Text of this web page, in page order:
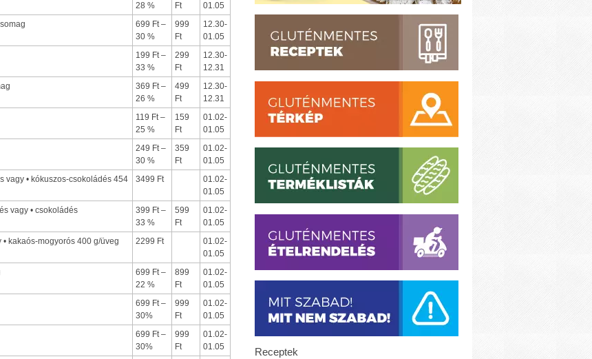
28 % Ft
01.05
699 Ft –
30 %
999
Ft
12.30-
01.05
199 Ft –
33 %
299
Ft
12.30-
12.31
369 Ft –
26 %
499
Ft
12.30-
12.31
119 Ft –
25 %
159
Ft
01.02-
01.05
249 Ft –
30 %
359
Ft
01.02-
01.05
vagy • kókuszos-csokoládés 454
3499 Ft
01.02-
01.05
vagy • csokoládés
399 Ft –
33 %
599
Ft
01.02-
01.05
kakaós-mogyorós 400 g/üveg
2299 Ft
01.02-
01.05
699 Ft –
22 %
899
Ft
01.02-
01.05
699 Ft –
30%
999
Ft
01.02-
01.05
699 Ft –
30%
999
Ft
01.02-
01.05
Receptek